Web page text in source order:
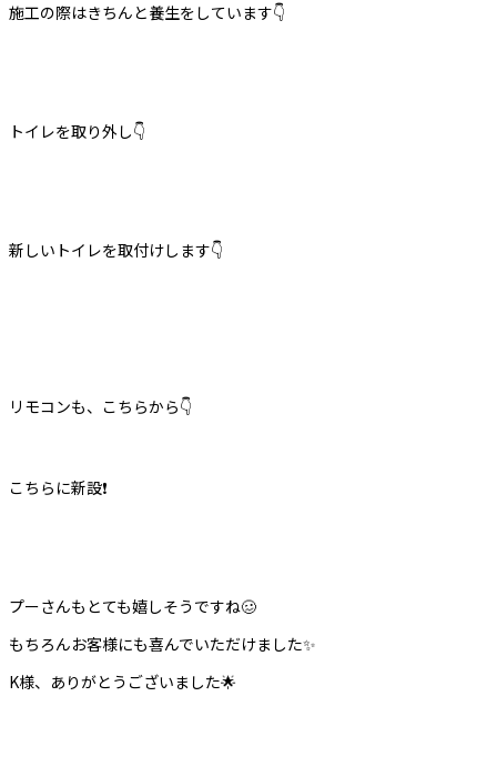
施工の際はきちんと養生をしています👇
トイレを取り外し👇
新しいトイレを取付けします👇
リモコンも、こちらから👇
こちらに新設❗️
プーさんもとても嬉しそうですね🥴
もちろんお客様にも喜んでいただけました✨
K様、ありがとうございました🌟